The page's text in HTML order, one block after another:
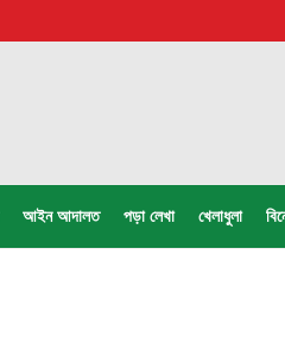
আইন আদালত পড়া লেখা খেলাধুলা